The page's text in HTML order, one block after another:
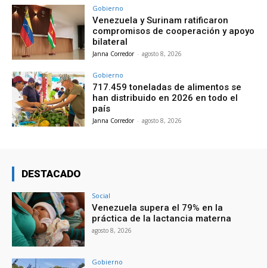
Gobierno
Venezuela y Surinam ratificaron
compromisos de cooperación y apoyo
bilateral
Janna Corredor - agosto 8, 2026
Gobierno
717.459 toneladas de alimentos se
han distribuido en 2026 en todo el
país
Janna Corredor - agosto 8, 2026
DESTACADO
Social
Venezuela supera el 79% en la
práctica de la lactancia materna
agosto 8, 2026
Gobierno